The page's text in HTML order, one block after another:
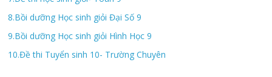
8.Bồi dưỡng Học sinh giỏi Đại Số 9
9.Bồi dưỡng Học sinh giỏi Hình Học 9
10.Đề thi Tuyển sinh 10- Trường Chuyên